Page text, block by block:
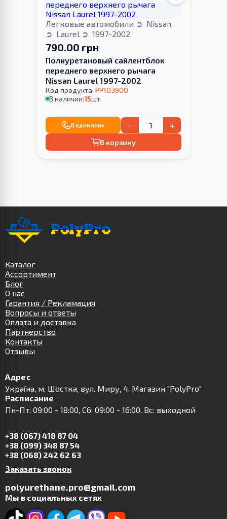
Легковые автомобили
Nissan
Laurel
1997-2002
790.00 грн
Полиуретановый сайлентблок
переднего верхнего рычага
Nissan Laurel 1997-2002
Код продукта: PP103900
В наличии:15шт.
В один клик − +
В корзину
Каталог
Ассортимент
Блог
О нас
Гарантия / Рекламация
Вопросы и ответы
Оплата и доставка
Партнерство
Контакты
Отзывы
Адрес
Українa, м. Шостка, вул. Миру, 4. Магазин "PolyPro"
Расписание
Пн-Пт: 09:00 - 18:00, Сб: 09:00 - 16:00, Вс: выходной
+38 (067) 418 87 04
+38 (099) 348 87 54
+38 (068) 242 62 63
Заказать звонок
polyurethane.pro@gmail.com
Мы в социальных сетях